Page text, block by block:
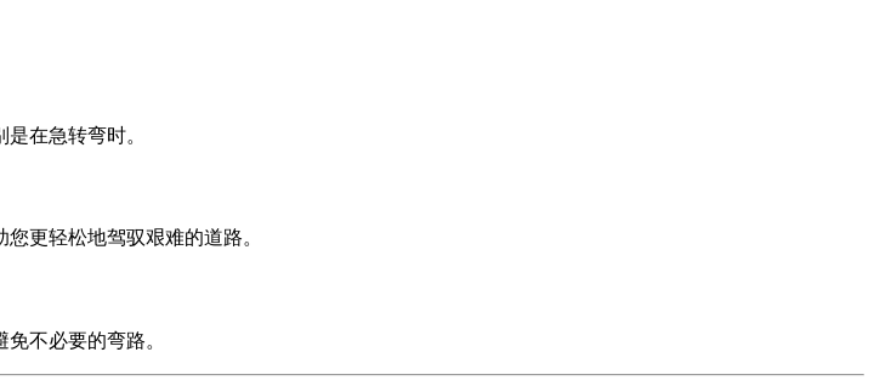
在急转弯时。
更轻松地驾驭艰难的道路。
不必要的弯路。